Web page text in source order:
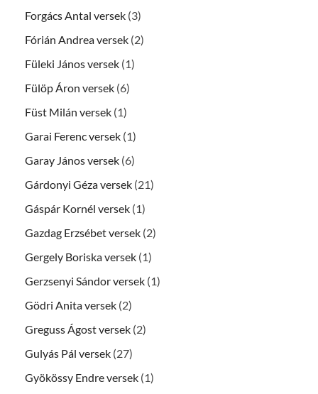
Forgács Antal versek (3)
Fórián Andrea versek (2)
Füleki János versek (1)
Fülöp Áron versek (6)
Füst Milán versek (1)
Garai Ferenc versek (1)
Garay János versek (6)
Gárdonyi Géza versek (21)
Gáspár Kornél versek (1)
Gazdag Erzsébet versek (2)
Gergely Boriska versek (1)
Gerzsenyi Sándor versek (1)
Gödri Anita versek (2)
Greguss Ágost versek (2)
Gulyás Pál versek (27)
Gyökössy Endre versek (1)